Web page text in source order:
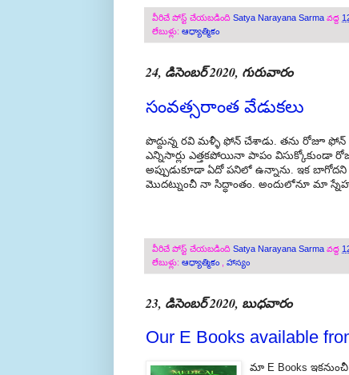
వీరిచే పోస్ట్ చేయబడింది Satya Narayana Sarma వద్ద
లేబుళ్లు: ఆధ్యాత్మికం
24, డిసెంబర్ 2020, గురువారం
సంవత్సరాంత వేడుకలు
పొద్దున్న రవి మళ్ళీ ఫోన్ చేశాడు. తను రోజూ
ఎన్నిసార్లు ఎత్తకపోయినా పాపం విసుక్కోకుండా
అప్పుడుకూడా ఏదో పనిలో ఉన్నాను. ఇక బాగోదని
మొదట్నుంచీ నా సిద్ధాంతం. అందులోనూ మా స్నేహం
వీరిచే పోస్ట్ చేయబడింది Satya Narayana Sarma వద్ద
లేబుళ్లు: ఆధ్యాత్మికం హాస్యం
23, డిసెంబర్ 2020, బుధవారం
Our E Books available
మా E Books ఇకనుంచీ